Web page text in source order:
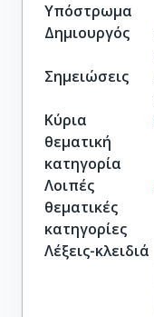
Υπόστρωμα
Δημιουργός
Σημειώσεις
Κύρια
θεματική
κατηγορία
Λοιπές
θεματικές
κατηγορίες
Λέξεις-κλειδιά